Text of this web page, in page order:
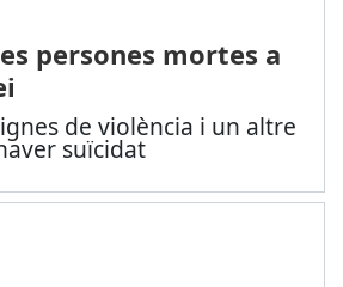
persones mortes a
de violència i un altre
suïcidat